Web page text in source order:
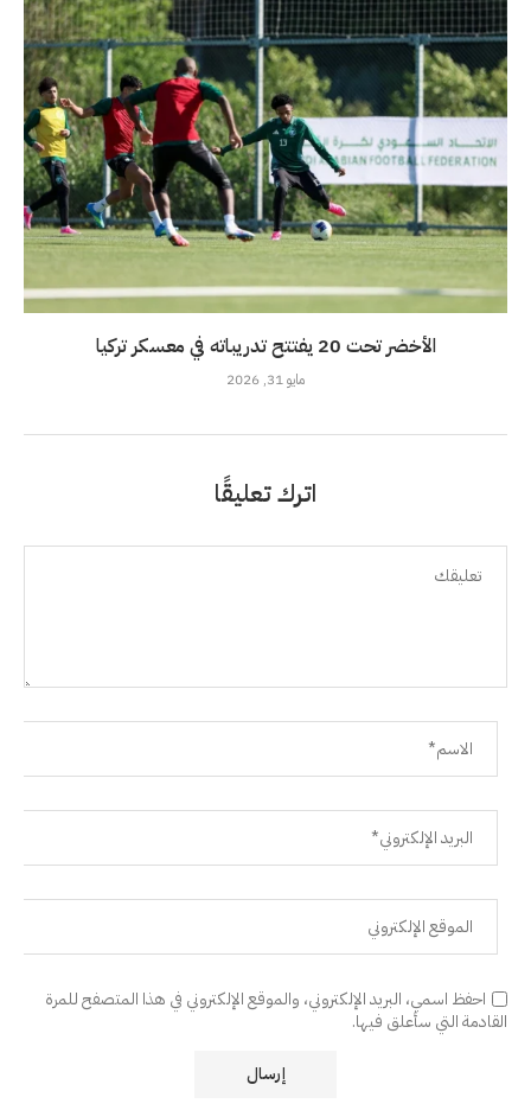
الأخضر تحت 20 يفتتح تدريباته في معسكر تركيا
مايو 31, 2026
اترك تعليقًا
احفظ اسمي، البريد الإلكتروني، والموقع الإلكتروني في هذا المتصفح للمرة
القادمة التي سأعلق فيها.